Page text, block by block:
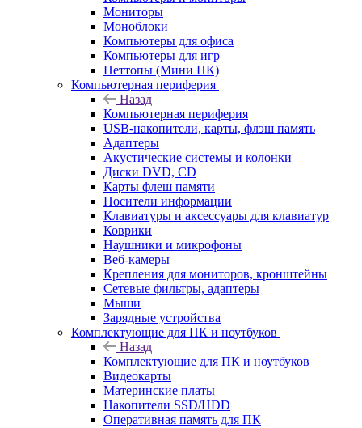
Мониторы
Моноблоки
Компьютеры для офиса
Компьютеры для игр
Неттопы (Мини ПК)
Компьютерная периферия
Назад
Компьютерная периферия
USB-накопители, карты, флэш память
Адаптеры
Акустические системы и колонки
Диски DVD, CD
Карты флеш памяти
Носители информации
Клавиатуры и аксессуары для клавиатур
Коврики
Наушники и микрофоны
Веб-камеры
Крепления для мониторов, кронштейны
Сетевые фильтры, адаптеры
Мыши
Зарядные устройства
Комплектующие для ПК и ноутбуков
Назад
Комплектующие для ПК и ноутбуков
Видеокарты
Материнские платы
Накопители SSD/HDD
Оперативная память для ПК